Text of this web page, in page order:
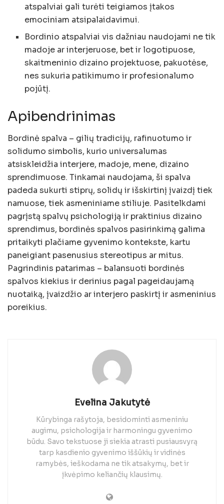
atspalviai gali turėti teigiamos įtakos
emociniam atsipalaidavimui.
Bordinio atspalviai vis dažniau naudojami ne tik
madoje ar interjeruose, bet ir logotipuose,
skaitmeninio dizaino projektuose, pakuotėse,
nes sukuria patikimumo ir profesionalumo
pojūtį.
Apibendrinimas
Bordinė spalva – gilių tradicijų, rafinuotumo ir
solidumo simbolis, kurio universalumas
atsiskleidžia interjere, madoje, mene, dizaino
sprendimuose. Tinkamai naudojama, ši spalva
padeda sukurti stiprų, solidų ir išskirtinį įvaizdį tiek
namuose, tiek asmeniniame stiliuje. Pasitelkdami
pagrįstą spalvų psichologiją ir praktinius dizaino
sprendimus, bordinės spalvos pasirinkimą galima
pritaikyti plačiame gyvenimo kontekste, kartu
paneigiant pasenusius stereotipus ar mitus.
Pagrindinis patarimas – balansuoti bordinės
spalvos kiekius ir derinius pagal pageidaujamą
nuotaiką, įvaizdžio ar interjero paskirtį ir asmeninius
poreikius.
Evelina Jakutytė
Kūrybinga rašytoja, besidominti asmeniniu
augimu, psichologija ir harmoningu gyvenimo
būdu. Savo tekstuose ji siekia atrasti pusiausvyrą
tarp kasdienio gyvenimo iššūkių ir vidinės
ramybės, ieškodama ne tik atsakymų, bet ir
įkvėpimo keliančių klausimų.